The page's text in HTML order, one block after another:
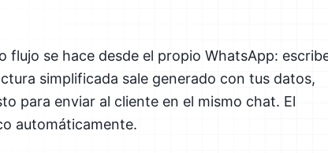
flujo se hace desde el propio WhatsApp:
simplificada sale generado con tus datos,
para enviar al cliente en el mismo chat. El
automáticamente.